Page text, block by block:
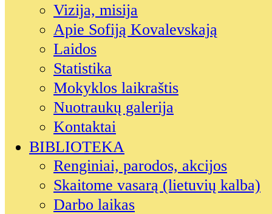
Vizija, misija
Apie Sofiją Kovalevskają
Laidos
Statistika
Mokyklos laikraštis
Nuotraukų galerija
Kontaktai
BIBLIOTEKA
Renginiai, parodos, akcijos
Skaitome vasarą (lietuvių kalba)
Darbo laikas